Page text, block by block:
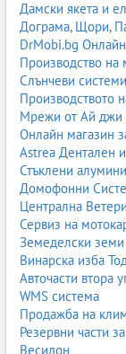
Вътрешен
Вътрешен
Вътрешен
Вътрешен
Вътрешен
Вътрешен
Вътрешен
Вътрешен
Вътрешен
Вътрешен
Вътрешен
Вътрешен
Вътрешен
Вътрешен
Вътрешен
Вътрешен
Вътрешен
Вътрешен
Вътрешен
Вътрешен
Дамски якета и
Дограма, Щори,
DrMobi.bg
Производство
Слънчеви
Производството
Мрежи от Ай джи
Онлайн магазин
Astrea Дентален
Стъклени
Домофонни
Централна
Сервиз на
Земеделски
Винарска изба
Авточасти втора
WMS система
Продажба на
Резервни части
Весидон